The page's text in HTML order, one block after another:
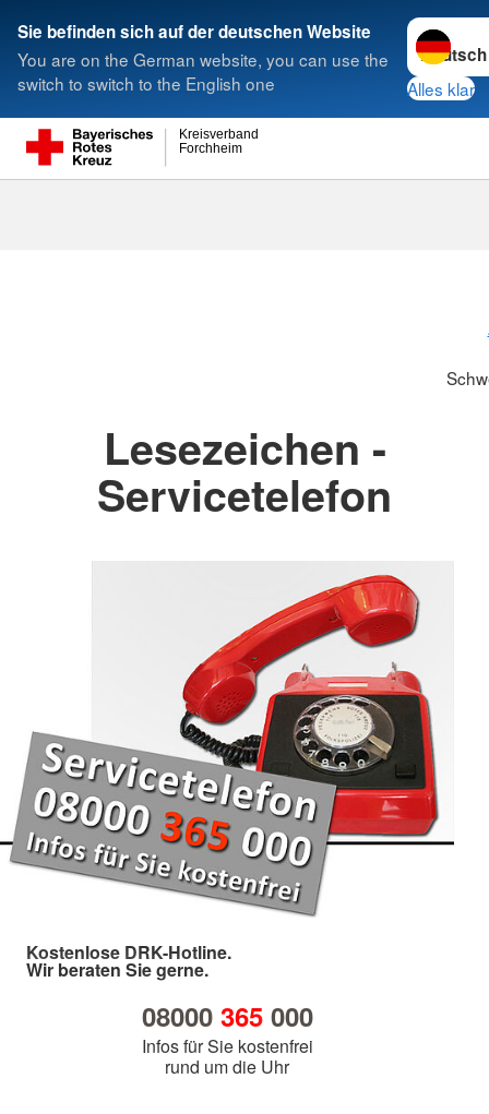
Sie befinden sich auf der deutschen Website
You are on the German website, you can use the
switch to switch to the English one
Sprache
Alles klar
Forchheim
Kreisverband
Suche
Lesezeichen -
Servicetelefon
Kostenlose DRK-Hotline.
Wir beraten Sie gerne.
08000 365000
Infos für Sie kostenfrei
rund um die Uhr